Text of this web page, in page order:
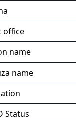
office
name
name
Status